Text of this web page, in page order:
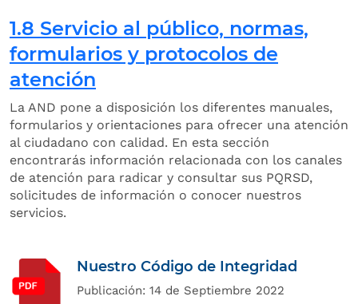
1.8 Servicio al público, normas,
formularios y protocolos de
atención
La AND pone a disposición los diferentes manuales,
formularios y orientaciones para ofrecer una atención
al ciudadano con calidad. En esta sección
encontrarás información relacionada con los canales
de atención para radicar y consultar sus PQRSD,
solicitudes de información o conocer nuestros
servicios.
Nuestro Código de Integridad
Publicación: 14 de Septiembre 2022